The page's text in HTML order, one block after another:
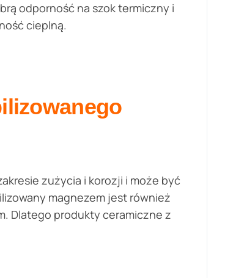
odporność na szok termiczny i
cieplną.
zużycia i korozji i może być
magnezem jest również
Dlatego produkty ceramiczne z